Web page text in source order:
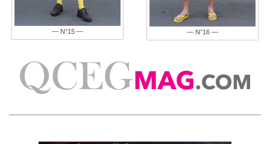
— N°15 — — N°16 —